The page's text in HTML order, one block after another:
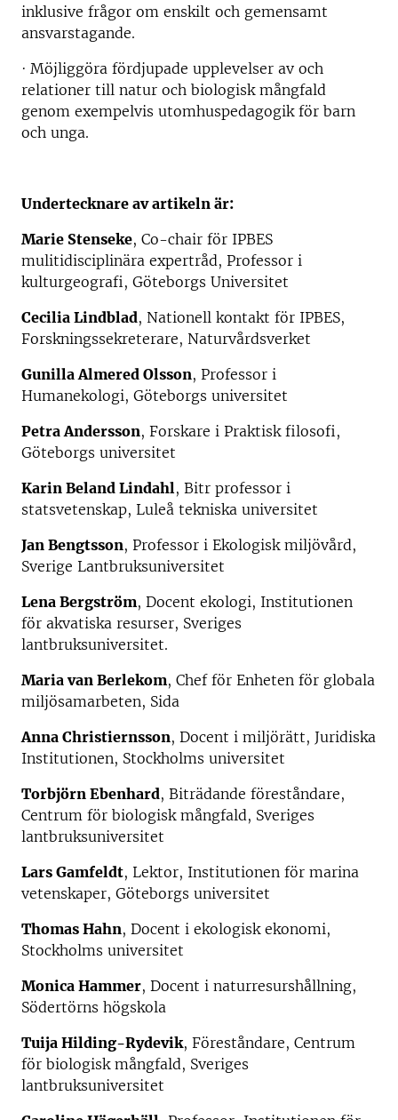
inklusive frågor om enskilt och gemensamt
ansvarstagande.
· Möjliggöra fördjupade upplevelser av och
relationer till natur och biologisk mångfald
genom exempelvis utomhuspedagogik för barn
och unga.
Undertecknare av artikeln är:
Marie Stenseke, Co-chair för IPBES
mulitidisciplinära expertråd, Professor i
kulturgeografi, Göteborgs Universitet
Cecilia Lindblad, Nationell kontakt för IPBES,
Forskningssekreterare, Naturvårdsverket
Gunilla Almered Olsson, Professor i
Humanekologi, Göteborgs universitet
Petra Andersson, Forskare i Praktisk filosofi,
Göteborgs universitet
Karin Beland Lindahl, Bitr professor i
statsvetenskap, Luleå tekniska universitet
Jan Bengtsson, Professor i Ekologisk miljövård,
Sverige Lantbruksuniversitet
Lena Bergström, Docent ekologi, Institutionen
för akvatiska resurser, Sveriges
lantbruksuniversitet.
Maria van Berlekom, Chef för Enheten för globala
miljösamarbeten, Sida
Anna Christiernsson, Docent i miljörätt, Juridiska
Institutionen, Stockholms universitet
Torbjörn Ebenhard, Biträdande föreståndare,
Centrum för biologisk mångfald, Sveriges
lantbruksuniversitet
Lars Gamfeldt, Lektor, Institutionen för marina
vetenskaper, Göteborgs universitet
Thomas Hahn, Docent i ekologisk ekonomi,
Stockholms universitet
Monica Hammer, Docent i naturresurshållning,
Södertörns högskola
Tuija Hilding-Rydevik, Föreståndare, Centrum
för biologisk mångfald, Sveriges
lantbruksuniversitet